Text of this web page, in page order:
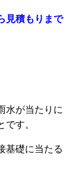
見積もりまで
水が当たりに
す。
基礎に当たる